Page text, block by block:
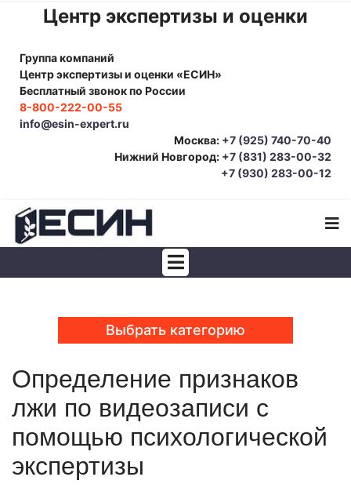
Центр экспертизы и оценки
Группа компаний
Центр экспертизы и оценки «ЕСИН»
Бесплатный звонок по России
8-800-222-00-55
info@esin-expert.ru
Москва: +7 (925) 740-70-40
Нижний Новгород: +7 (831) 283-00-32
+7 (930) 283-00-12
Почерковедческая экспертиза
Товароведческая экспертиза
Автотехническая экспертиза
Экспертиза электробытовой техники
Экспертиза по технике безопасности
Техническая экспертиза документов
Электротехническая экспертиза
Выбрать категорию
Фоноскопическая экспертиза
Психологическая экспертиза
Автотехническая экспертиза
Юридическая экспертиза
Экспертиза изделий из металлов
Экспертиза электробытовой техники
Экологическая экспертиза
Техническая экспертиза документов
Определение признаков
лжи по видеозаписи с
помощью психологической
экспертизы